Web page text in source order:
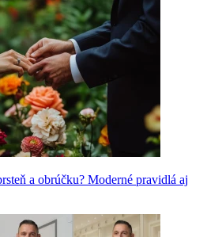
a obrúčku? Moderné pravidlá aj